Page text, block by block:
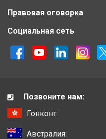
Правовая оговорка
Социальная сеть
Позвоните нам:
Гонконг:
Австралия: